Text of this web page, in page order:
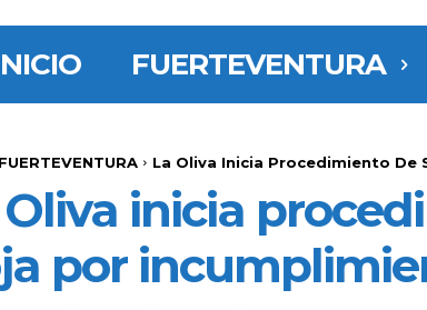
FUERTEVENTURA
FUERTEVENTURA La Oliva Inicia Procedimiento De
inicia
por